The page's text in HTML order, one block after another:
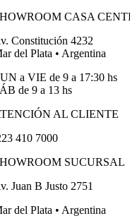
CASA
Constitución 4232
del Plata • Argentina
a VIE de 9 a 17:30 hs
de 9 a 13 hs
AL CLIENTE
410 7000
SUCURSAL
Juan B Justo 2751
del Plata • Argentina